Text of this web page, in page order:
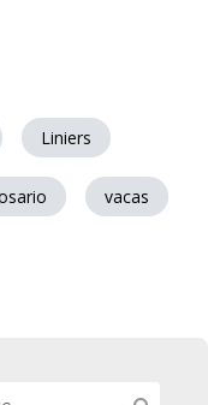
Liniers
vacas